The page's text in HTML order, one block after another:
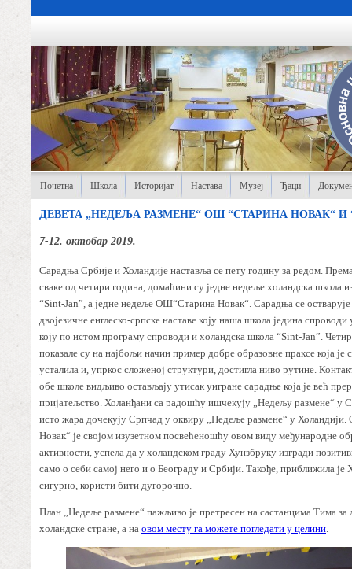
Почетна Школа Историјат Настава Музеј Ђаци
ДЕВЕТА „НЕДЕЉА РАЗМЕНЕ“ ОШ “СТАРИНА НОВАК“ И
7-12. октобар 2019.
Сарадња Србије и Холандије наставља се пету годину за редом.
сваке од четири година, домаћини су једне недеље холандска школа
“Sint-Jan”, а једне недеље ОШ“Старина Новак“. Сарадња се
двојезичне енглеско-српске наставе коју наша школа једина спроводи
коју по истом програму спроводи и холандска школа “Sint-Jan”.
показале су на најбољи начин пример добре образовне праксе која је
усталила и, упркос сложеној структури, достигла ниво рутине.
обе школе видљиво остављају утисак уигране сарадње која је већ
пријатељство. Холанђани са радошћу ишчекују „Недељу размене“ у
исто жара дочекују Српчад у оквиру „Недеље размене“ у
Новак“ је својом изузетном посвећеношћу овом виду међународне
активности, успела да у холандском граду Хунзбруку изгради
само о себи самој него и о Београду и Србији. Такође, приближила
сигурно, користи бити дугорочно.
План „Недеље размене“ пажљиво је претресен на састанцима Тима за
холандске стране, а на овом месту га можете погледати у целини.